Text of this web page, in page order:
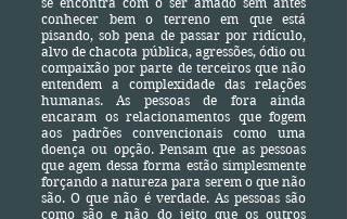
conhecer bem o terreno em que está
pisando, sob pena de passar por ridículo,
alvo de chacota pública, agressões, ódio ou
compaixão por parte de terceiros que não
entendem a complexidade das relações
humanas. As pessoas de fora ainda
encaram os relacionamentos que fogem
aos padrões convencionais como uma
doença ou opção. Pensam que as pessoas
que agem dessa forma estão simplesmente
forçando a natureza para serem o que não
são. O que não é verdade. As pessoas são
como são e não do jeito que os outros